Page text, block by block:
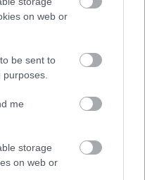
on web or
be sent to
me
storage
on web or